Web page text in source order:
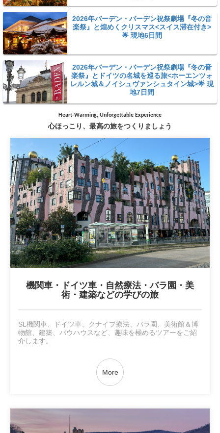
2026年バーデン・バーデン祝祭劇場『冬の音
楽祭』と煌めくクリスマス<スイス滞在付き>
🌟 現地6日間
2026年バーデン・バーデン祝祭劇場『冬の音
楽祭』とドイツの名城を巡る旅<ホーエンツォ
レルン城＆ノイシュヴァンシュタイン城>🌟 現
地7日間
Heart-Warming, Unforgettable Experience
心ほっこり、最高の旅をつくりましょう
機関車・ドイツ車・自然療法・バラ園・美
術・建築などの学びの旅
SL機関車、ドイツ車、クナイプ療法、バラ園、美術館＆博
物館、建築、バウハウスなど、趣味を極めるツアーをご紹
介します。
More